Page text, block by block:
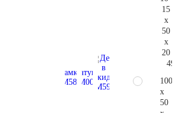
15
x
50
x
20
100
x
50